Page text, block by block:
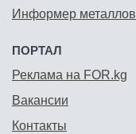
Информер металлов
ПОРТАЛ
Реклама на FOR.kg
Вакансии
Контакты